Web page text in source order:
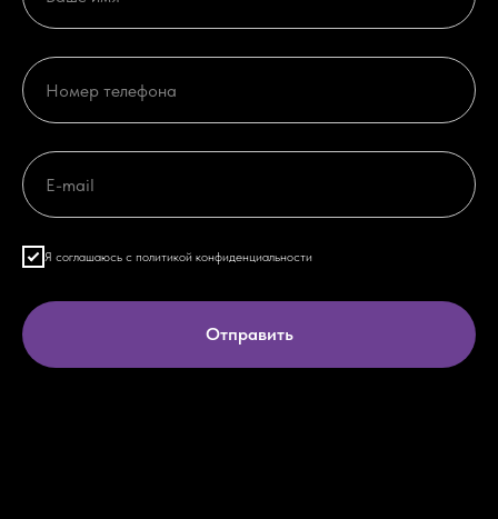
Я соглашаюсь с политикой конфиденциальности
Отправить